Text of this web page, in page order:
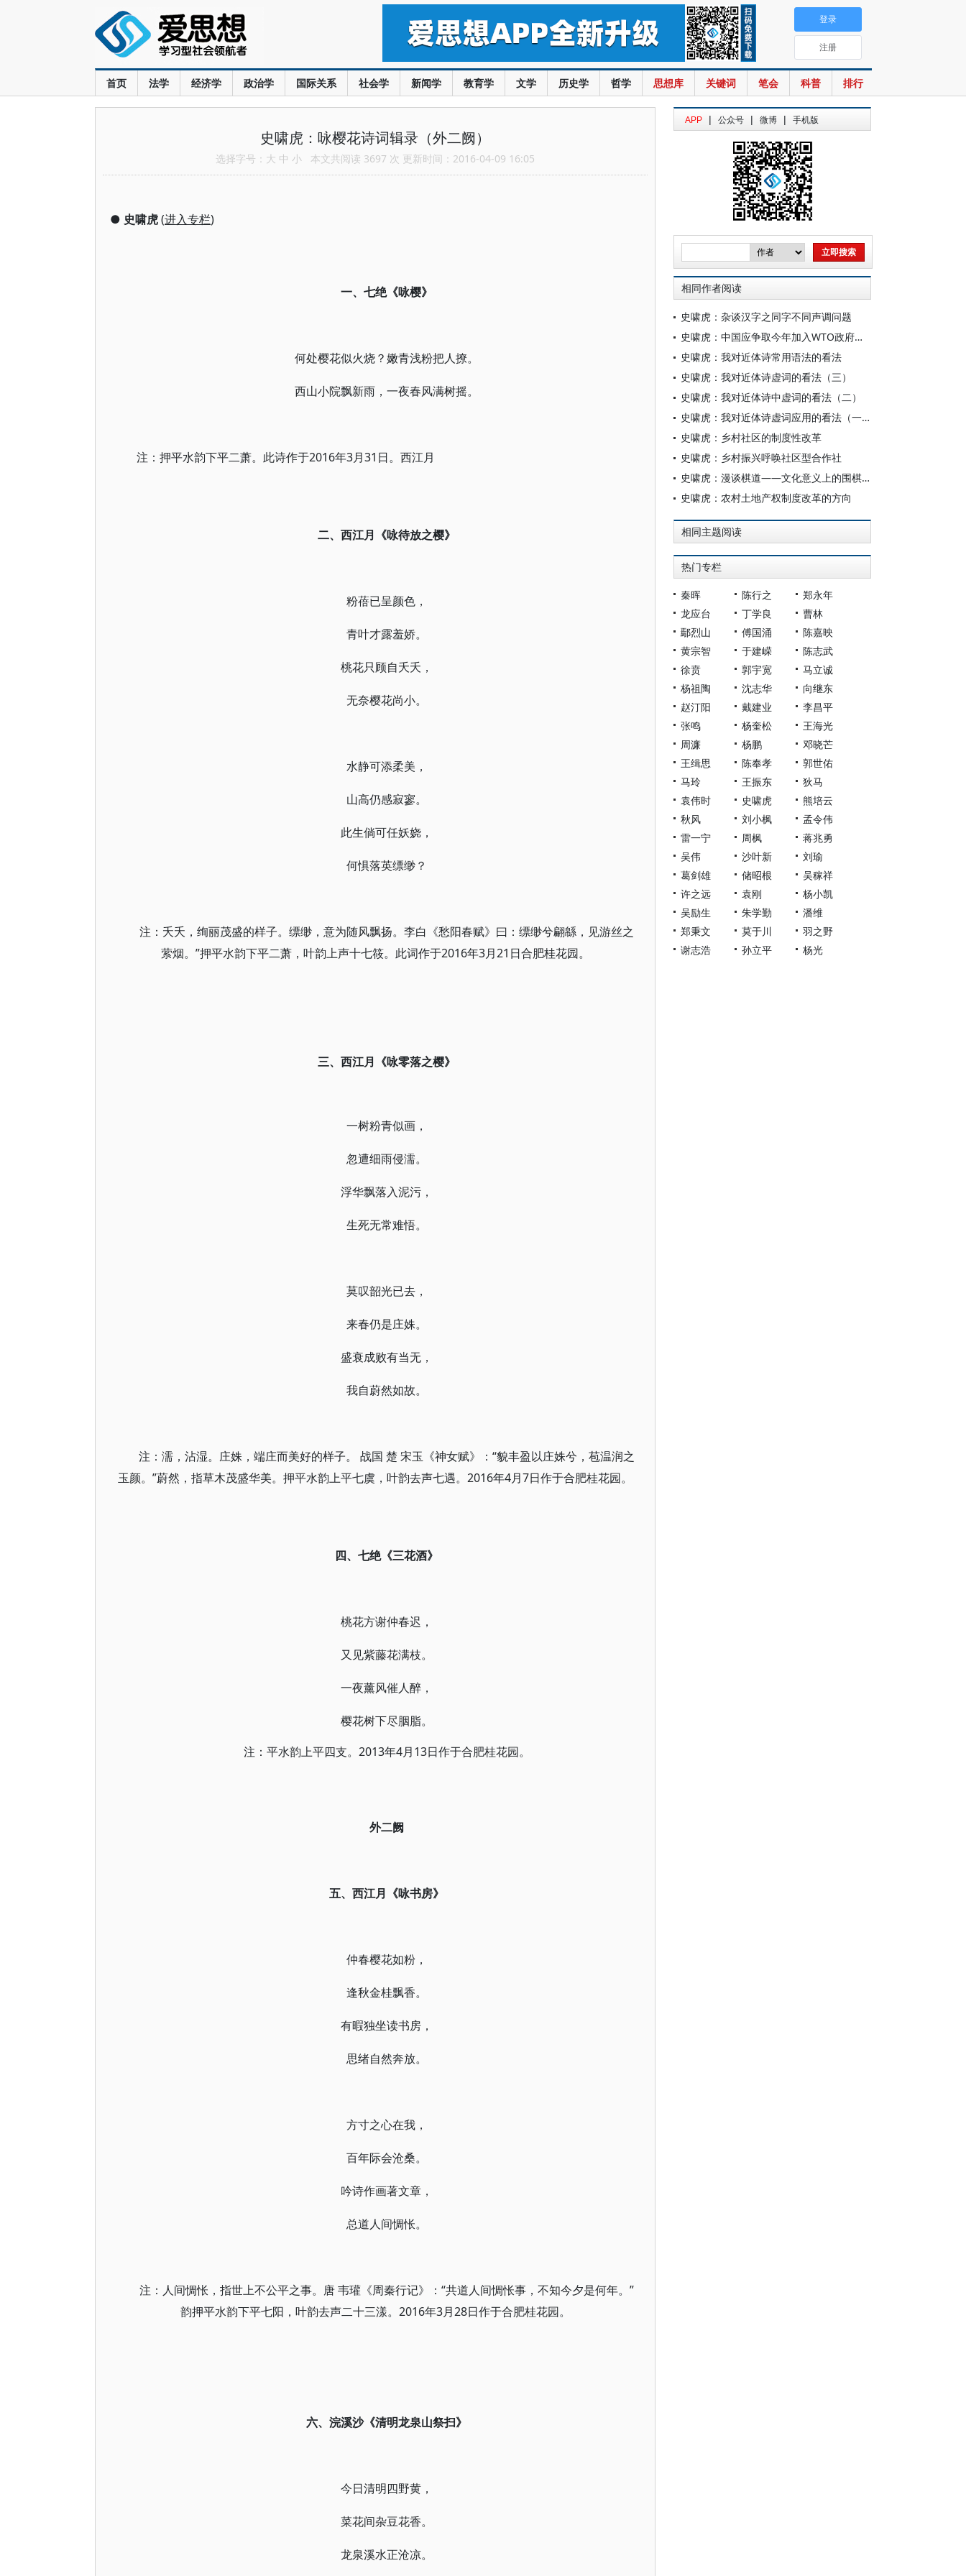
首页 法学 经济学 政治学 国际关系 社会学 新闻学 教育学 文学 历史学 哲学 思想库 关键词 笔会 科普 排行
登录
注册
史啸虎：咏樱花诗词辑录（外二阙）
选择字号： 大 中 小 本文共阅读 3697 次 更新时间：2016-04-09 16:05
● 史啸虎(进入专栏)
一、七绝《咏樱》
何处樱花似火烧？嫩青浅粉把人撩。
西山小院飘新雨，一夜春风满树摇。
注：押平水韵下平二萧。此诗作于2016年3月31日。西江月
二、西江月《咏待放之樱》
粉蓓已呈颜色，
青叶才露羞娇。
桃花只顾自夭夭，
无奈樱花尚小。
水静可添柔美，
山高仍感寂寥。
此生倘可任妖娆，
何惧落英缥缈？
注：夭夭，绚丽茂盛的样子。缥缈，意为随风飘扬。李白《愁阳春赋》曰：缥缈兮翩緜，见游丝之
萦烟。”押平水韵下平二萧，叶韵上声十七筱。此词作于2016年3月21日合肥桂花园。
三、西江月 《咏零落之樱》
一树粉青似画，
忽遭细雨侵濡。
浮华飘落入泥污，
生死无常难悟。
莫叹韶光已去，
来春仍是庄姝。
盛衰成败有当无，
我自蔚然如故。
注：濡，沾湿。庄姝，端庄而美好的样子。 战国 楚 宋玉《神女赋》：“貌丰盈以庄姝兮，苞温润之
玉颜。”蔚然，指草木茂盛华美。押平水韵上平七虞，叶韵去声七遇。2016年4月7日作于合肥桂花园。
四、七绝《三花酒》
桃花方谢仲春迟，
又见紫藤花满枝。
一夜薰风催人醉，
樱花树下尽胭脂。
注：平水韵上平四支。2013年4月13日作于合肥桂花园。
外二阙
五、西江月 《咏书房》
仲春樱花如粉，
逢秋金桂飘香。
有暇独坐读书房，
思绪自然奔放。
方寸之心在我，
百年际会沧桑。
吟诗作画著文章，
总道人间惆怅。
注：人间惆怅，指世上不公平之事。唐 韦瓘《周秦行记》：“共道人间惆怅事，不知今夕是何年。”
韵押平水韵下平七阳，叶韵去声二十三漾。2016年3月28日作于合肥桂花园。
六、浣溪沙《清明龙泉山祭扫》
今日清明四野黄，
菜花间杂豆花香。
龙泉溪水正沧凉。
APP | 公众号 | 微博 | 手机版
相同作者阅读
史啸虎：杂谈汉字之同字不同声调问题
史啸虎：中国应争取今年加入WTO政府采购协定（GPA）
史啸虎：我对近体诗常用语法的看法
史啸虎：我对近体诗虚词的看法（三）
史啸虎：我对近体诗中虚词的看法（二）
史啸虎：我对近体诗虚词应用的看法（一）
史啸虎：乡村社区的制度性改革
史啸虎：乡村振兴呼唤社区型合作社
史啸虎：漫谈棋道——文化意义上的围棋之道
史啸虎：农村土地产权制度改革的方向
相同主题阅读
热门专栏
秦晖 陈行之
郑永年
龙应台
丁学良
曹林
鄢烈山
傅国涌
陈嘉映
黄宗智
于建嵘
陈志武
徐贲
郭宇宽
马立诚
杨祖陶
沈志华
向继东
赵汀阳
戴建业
李昌平
张鸣
杨奎松
王海光
周濂
杨鹏
邓晓芒
王缉思
陈奉孝
郭世佑
马玲
王振东
狄马
袁伟时
史啸虎
熊培云
秋风
刘小枫
孟令伟
雷一宁
周枫
蒋兆勇
吴伟
沙叶新
刘瑜
葛剑雄
储昭根
吴稼祥
许之远
袁刚
杨小凯
吴励生
朱学勤
潘维
郑秉文
莫于川
羽之野
谢志浩
孙立平 杨光